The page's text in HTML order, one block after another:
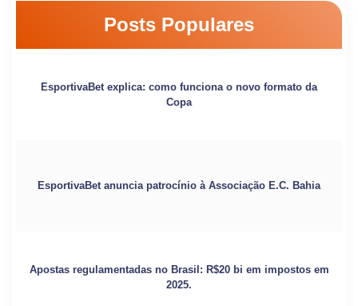
Posts Populares
EsportivaBet explica: como funciona o novo formato da
Copa
EsportivaBet anuncia patrocínio à Associação E.C. Bahia
Apostas regulamentadas no Brasil: R$20 bi em impostos em
2025.